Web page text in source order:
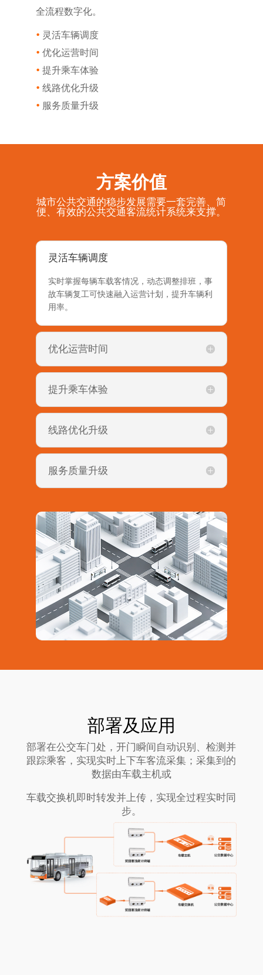
全流程数字化。
• 灵活车辆调度
• 优化运营时间
• 提升乘车体验
• 线路优化升级
• 服务质量升级
方案价值
城市公共交通的稳步发展需要一套完善、简
便、有效的公共交通客流统计系统来支撑。
灵活车辆调度
实时掌握每辆车载客情况，动态调整排班，事
故车辆复工可快速融入运营计划，提升车辆利
用率。
优化运营时间
提升乘车体验
线路优化升级
服务质量升级
部署及应用
部署在公交车门处，开门瞬间自动识别、检测并
跟踪乘客，实现实时上下车客流采集；采集到的
数据由车载主机或
车载交换机即时转发并上传，实现全过程实时同
步。